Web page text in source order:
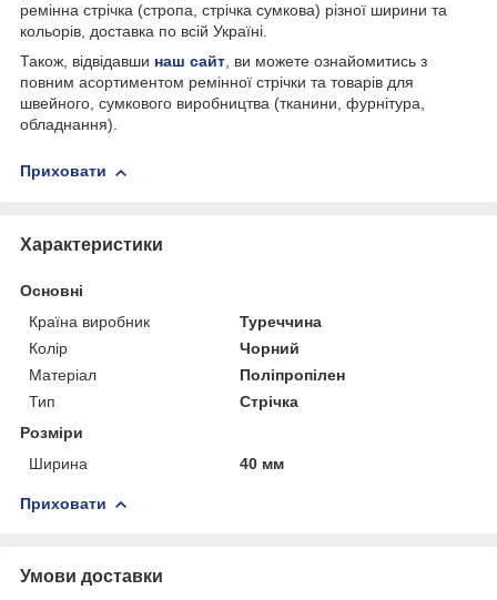
ремінна стрічка (стропа, стрічка сумкова) різної ширини та
кольорів, доставка по всій Україні.
Також, відвідавши наш сайт, ви можете ознайомитись з
повним асортиментом ремінної стрічки та товарів для
швейного, сумкового виробництва (тканини, фурнітура,
обладнання).
Приховати
Характеристики
Основні
Країна виробник
Туреччина
Колір
Чорний
Матеріал
Поліпропілен
Тип
Стрічка
Розміри
Ширина
40 мм
Приховати
Умови доставки